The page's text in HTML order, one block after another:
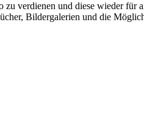
verdienen und diese wieder für
Bildergalerien und die